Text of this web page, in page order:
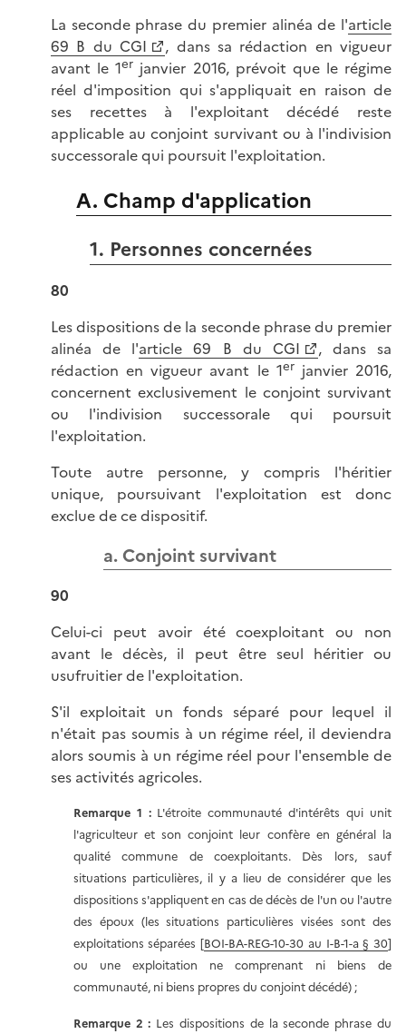
La seconde phrase du premier alinéa de l'article
69 B du CGI
, dans sa rédaction en vigueur
avant le 1er janvier 2016, prévoit que le régime
réel d'imposition qui s'appliquait en raison de
ses recettes à l'exploitant décédé reste
applicable au conjoint survivant ou à l'indivision
successorale qui poursuit l'exploitation.
A. Champ d'application
1. Personnes concernées
80
Les dispositions de la seconde phrase du premier
alinéa de l'article 69 B du CGI
, dans sa
rédaction en vigueur avant le 1erjanvier 2016,
concernent exclusivement le conjoint survivant
ou l'indivision successorale qui poursuit
l'exploitation.
Toute autre personne, y compris l'héritier
unique, poursuivant l'exploitation est donc
exclue de ce dispositif.
a. Conjoint survivant
90
Celui-ci peut avoir été coexploitant ou non
avant le décès, il peut être seul héritier ou
usufruitier de l'exploitation.
S'il exploitait un fonds séparé pour lequel il
n'était pas soumis à un régime réel, il deviendra
alors soumis à un régime réel pour l'ensemble de
ses activités agricoles.
Remarque 1 :L'étroite communauté d'intérêts qui unit
l'agriculteur et son conjoint leur confère en général la
qualité commune de coexploitants. Dès lors, sauf
situations particulières, il y a lieu de considérer que les
dispositions s'appliquent en cas de décès de l'un ou l'autre
des époux (les situations particulières visées sont des
exploitations séparées [BOI-BA-REG-10-30 au I-B-1-a § 30]
ou une exploitation ne comprenant ni biens de
communauté, ni biens propres du conjoint décédé) ;
Remarque 2 : Les dispositions de la seconde phrase du